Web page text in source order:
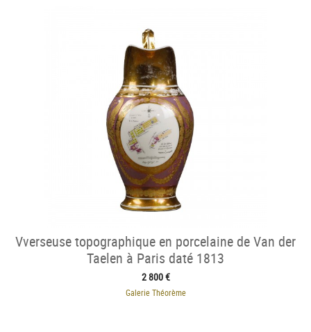
Vverseuse topographique en porcelaine de Van der
Taelen à Paris daté 1813
2 800 €
Galerie Théorème